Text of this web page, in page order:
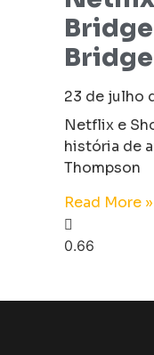
23 de julho
Netflix e
história de
Thompson
Read More »